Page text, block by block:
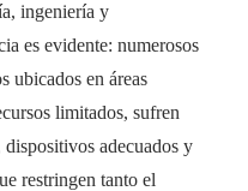
ingeniería y
es evidente: numerosos
ubicados en áreas
limitados, sufren
adecuados y
restringen tanto el